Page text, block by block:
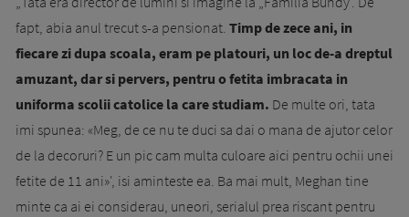
fapt, abia anul trecut s-a pensionat. Timp de zece ani, in
fiecare zi dupa scoala, eram pe platouri, un loc de-a dreptul
amuzant, dar si pervers, pentru o fetita imbracata in
uniforma scolii catolice la care studiam. De multe ori, tata
imi spunea: «Meg, de ce nu te duci sa dai o mana de ajutor celor
de la decoruri? E un pic cam multa culoare aici pentru ochii unei
fetite de 11 ani»', isi aminteste ea. Ba mai mult, Meghan tine
minte ca ai ei considerau, uneori, serialul prea riscant pentru